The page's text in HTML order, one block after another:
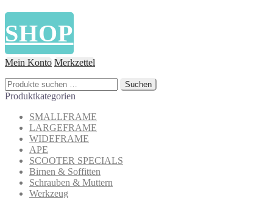
SHOP
Mein Konto Merkzettel
Suchen
nach:
Suchen
Produktkategorien
SMALLFRAME
LARGEFRAME
WIDEFRAME
APE
SCOOTER SPECIALS
Birnen & Soffitten
Schrauben & Muttern
Werkzeug